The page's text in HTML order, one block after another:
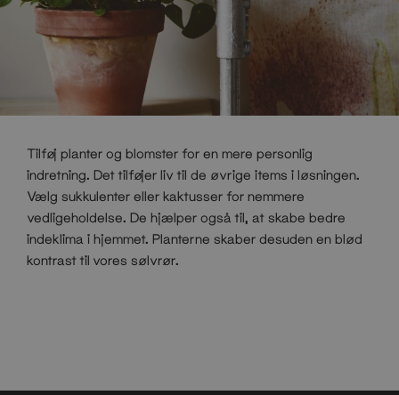
Tilføj planter og blomster for en mere personlig
indretning. Det tilføjer liv til de øvrige items i løsningen.
Vælg sukkulenter eller kaktusser for nemmere
vedligeholdelse. De hjælper også til, at skabe bedre
indeklima i hjemmet. Planterne skaber desuden en blød
kontrast til vores sølvrør.